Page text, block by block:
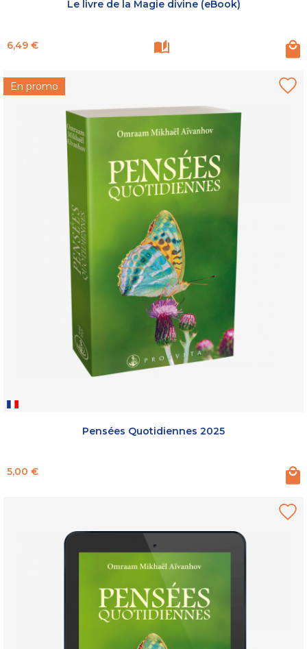
Le livre de la Magie divine (eBook)
Prix
6,49 €
En promo
Pensées Quotidiennes 2025
Prix
5,00 €